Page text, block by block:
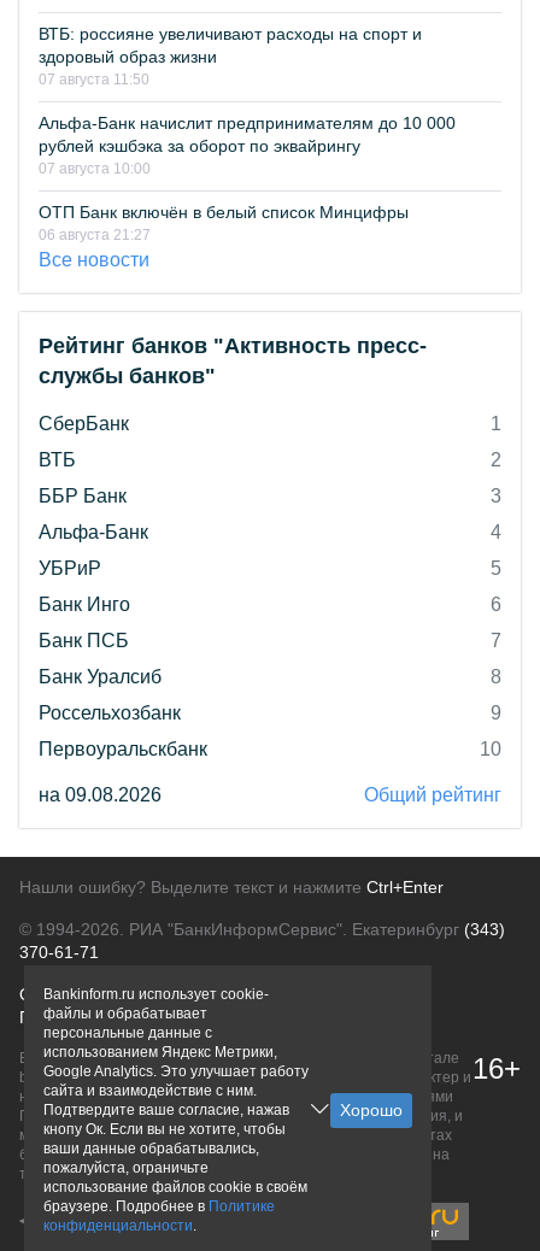
ВТБ: россияне увеличивают расходы на спорт и
здоровый образ жизни
07 августа 11:50
Альфа-Банк начислит предпринимателям до 10 000
рублей кэшбэка за оборот по эквайрингу
07 августа 10:00
ОТП Банк включён в белый список Минцифры
06 августа 21:27
Все новости
Рейтинг банков "Активность пресс-
службы банков"
СберБанк
1
ВТБ
2
ББР Банк
3
Альфа-Банк
4
УБРиР
5
Банк Инго
6
Банк ПСБ
7
Банк Уралсиб
8
Россельхозбанк
9
Первоуральскбанк
10
на 09.08.2026 Общий рейтинг
Нашли ошибку? Выделите текст и нажмите Ctrl+Enter
© 1994-2026. РИА "БанкИнформСервис". Екатеринбург (343)
370-61-71
О проектеПолитика конфиденциальности
Правовая информацияДля рекламодателей
Вся информация о продуктах банков, размещенная на портале
bankinform.ru, носит исключительно ознакомительный характер и
не является публичной офертой, определяемой положениями
ГК РФ. Информация не содержит точного и полного описания, и
может быть изменена. Конечные условия уточняйте на сайтах
банков или при личном обращении. Исключительное право на
товарные знаки принадлежит их правообладателям.
16+
Bankinform.ru использует cookie-
файлы и обрабатывает
персональные данные с
использованием Яндекс Метрики,
Google Analytics. Это улучшает работу
сайта и взаимодействие с ним.
Подтвердите ваше согласие, нажав
кнопу Ок. Если вы не хотите, чтобы
ваши данные обрабатывались,
пожалуйста, ограничьте
использование файлов cookie в своём
браузере. Подробнее в Политике
конфиденциальности.